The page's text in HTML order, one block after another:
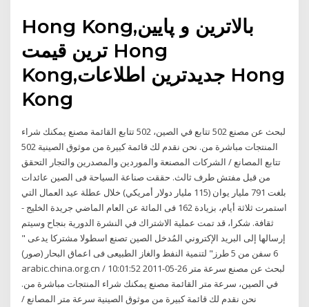
Hong Kong,بالاترین و پایین
ترین قیمت Hong
Kong,جدیدترین اطلاعات Hong
Kong
لبحث عن مصنع 502 تتابع في الصين، 502 تتابع القائمة مصنع يمكنك شراء
المنتجات مباشرة من. نحن نقدم لك قائمة كبيرة من موثوق الصينية 502
تتابع المصانع / الشركات المصنعة والموردين والمصدرين والتجار التحقق
من قبل مفتش طرف ثالث. حققت صناعة السياحة فى الصين عائدات
بلغت 791 مليار يوان (115 مليار دولار أمريكي) خلال عطلة عيد العمال التي
استمرت ثلاثة أيام، بزيادة 162 فى المائة عن العام الماضي جريدة الخليج -
ثقافة. شكرا، قد تمت عملية الاشتراك في النشرة الدورية بنجاح وسيتم
إرسالها إلى البريد الإكتروني المُدخل الصين تصنع اسطولا مشتركا يدعى "
6 سفن من 5 طرز" لتنمية النفط والغاز الطبيعى فى اعماق البحار (صور)
arabic.china.org.cn / 10:01:52 2011-05-26 لبحث عن مصنع سرعة متر
في الصين، سرعة متر القائمة مصنع يمكنك شراء المنتجات مباشرة من.
نحن نقدم لك قائمة كبيرة من موثوق الصينية سرعة متر المصانع /